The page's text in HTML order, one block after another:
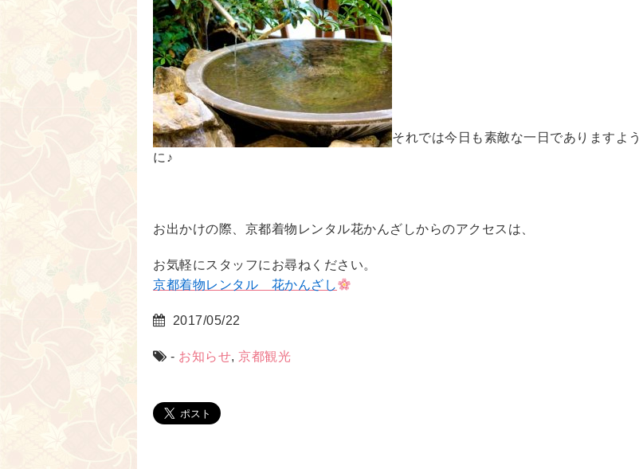
それでは今日も素敵な一日でありますよう
に♪
お出かけの際、京都着物レンタル花かんざしからのアクセスは、
お気軽にスタッフにお尋ねください。
京都着物レンタル 花かんざし
2017/05/22
- お知らせ, 京都観光